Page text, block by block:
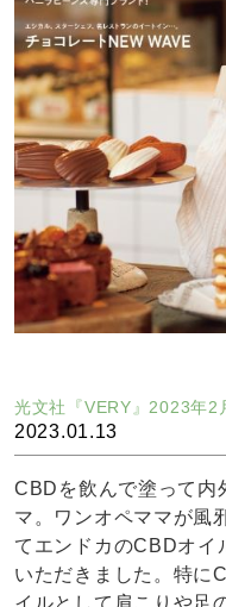
光文社『VERY』2023年2
2023.01.13
CBDを飲んで塗って内
マ。ワンオペママが風
てエンドカのCBDオイ
いただきました。特に
イルとして肩こりや足